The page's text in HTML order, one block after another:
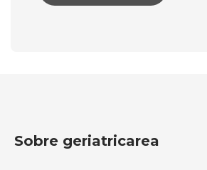
Sobre geriatricarea